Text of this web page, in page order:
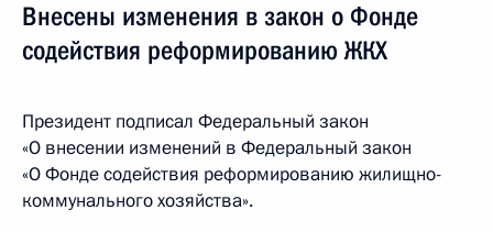
Внесены изменения в закон о Фонде
содействия реформированию ЖКХ
Президент подписал Федеральный закон
«О внесении изменений в Федеральный закон
«О Фонде содействия реформированию жилищно-
коммунального хозяйства».